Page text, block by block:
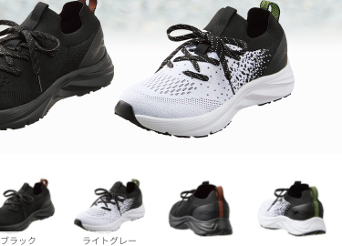
ブラック ライトグレー